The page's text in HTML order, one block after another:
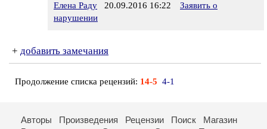
Елена Раду 20.09.2016 16:22
Заявить о
нарушении
+ добавить замечания
Продолжение списка рецензий: 14-5 4-1
Авторы Произведения Рецензии Поиск
Магазин